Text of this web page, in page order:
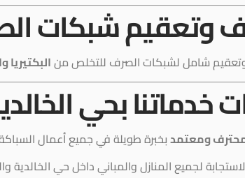
وتعقيم شبكات
شامل لشبكات الصرف للتخلص منالبكتيريا
خدماتنا بحي
ومعتمدبخبرة طويلة في جميع أعمال
لجميع المنازل والمباني داخل حي الخالدية